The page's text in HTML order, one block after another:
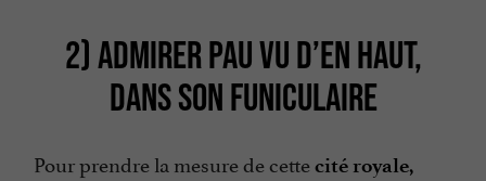
2) ADMIRER PAU VU D’EN HAUT,
DANS SON FUNICULAIRE
Pour prendre la mesure de cettecité royale,